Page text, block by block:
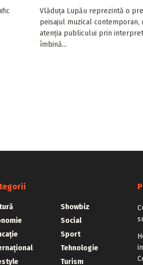
Irina Loghin în
superbă
Vlăduța Lupău reprezintă o
peisajul muzical contemporan,
atenția publicului prin
îmbină...
Showbiz
Social
Sport
Tehnologie
Turism